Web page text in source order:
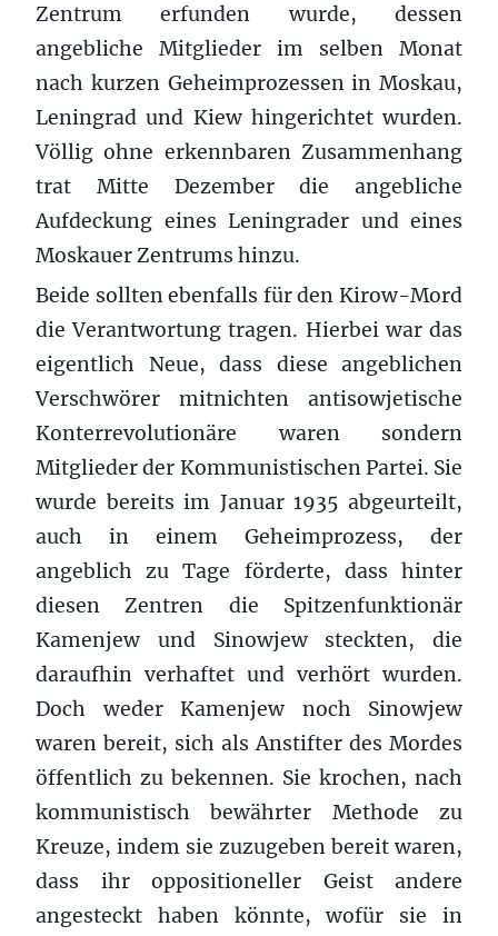
Zentrum erfunden wurde, dessen
angebliche Mitglieder im selben Monat
nach kurzen Geheimprozessen in Moskau,
Leningrad und Kiew hingerichtet wurden.
Völlig ohne erkennbaren Zusammenhang
trat Mitte Dezember die angebliche
Aufdeckung eines Leningrader und eines
Moskauer Zentrums hinzu.
Beide sollten ebenfalls für den Kirow-Mord
die Verantwortung tragen. Hierbei war das
eigentlich Neue, dass diese angeblichen
Verschwörer mitnichten antisowjetische
Konterrevolutionäre waren sondern
Mitglieder der Kommunistischen Partei. Sie
wurde bereits im Januar 1935 abgeurteilt,
auch in einem Geheimprozess, der
angeblich zu Tage förderte, dass hinter
diesen Zentren die Spitzenfunktionär
Kamenjew und Sinowjew steckten, die
daraufhin verhaftet und verhört wurden.
Doch weder Kamenjew noch Sinowjew
waren bereit, sich als Anstifter des Mordes
öffentlich zu bekennen. Sie krochen, nach
kommunistisch bewährter Methode zu
Kreuze, indem sie zuzugeben bereit waren,
dass ihr oppositioneller Geist andere
angesteckt haben könnte, wofür sie in